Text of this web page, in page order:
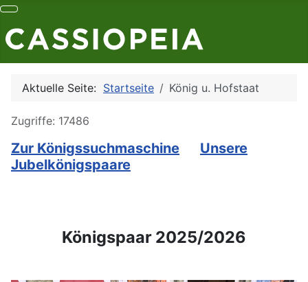
Aktuelle Seite: Startseite König u. Hofstaat
Details
Zugriffe: 17486
Zur Königssuchmaschine
Unsere
Jubelkönigspaare
Königspaar 2025/2026